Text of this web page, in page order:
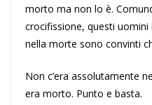
morto ma non lo è.
crocifissione, questi
nella morte sono convinti
Non c’era assolutamente
era morto. Punto e basta.